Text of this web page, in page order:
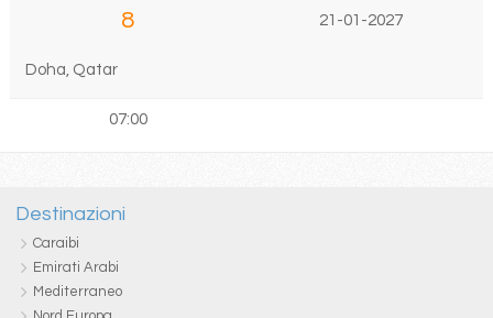
8 21-01-2027
Doha, Qatar
07:00
Destinazioni
Caraibi
Emirati Arabi
Mediterraneo